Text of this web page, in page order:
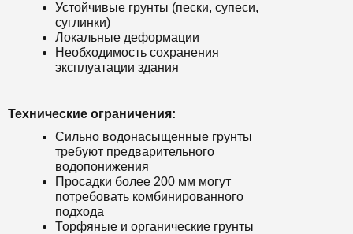
Устойчивые грунты (пески, супеси,
суглинки)
Локальные деформации
Необходимость сохранения
эксплуатации здания
Технические ограничения:
Сильно водонасыщенные грунты
требуют предварительного
водопонижения
Просадки более 200 мм могут
потребовать комбинированного
подхода
Торфяные и органические грунты